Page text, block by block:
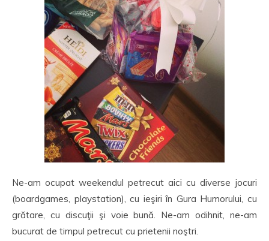
Ne-am ocupat weekendul petrecut aici cu diverse jocuri
(boardgames, playstation), cu ieşiri în Gura Humorului, cu
grătare, cu discuţii şi voie bună. Ne-am odihnit, ne-am
bucurat de timpul petrecut cu prietenii noştri.